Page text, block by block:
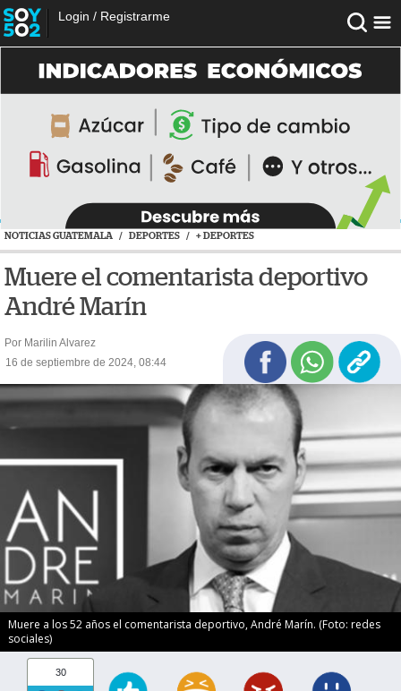
Login / Registrarme
NOTICIAS GUATEMALA / DEPORTES / + DEPORTES
Muere el comentarista deportivo
André Marín
Por Marilin Alvarez
16 de septiembre de 2024, 08:44
Muere a los 52 años el comentarista deportivo, André Marín. (Foto: redes
sociales)
30